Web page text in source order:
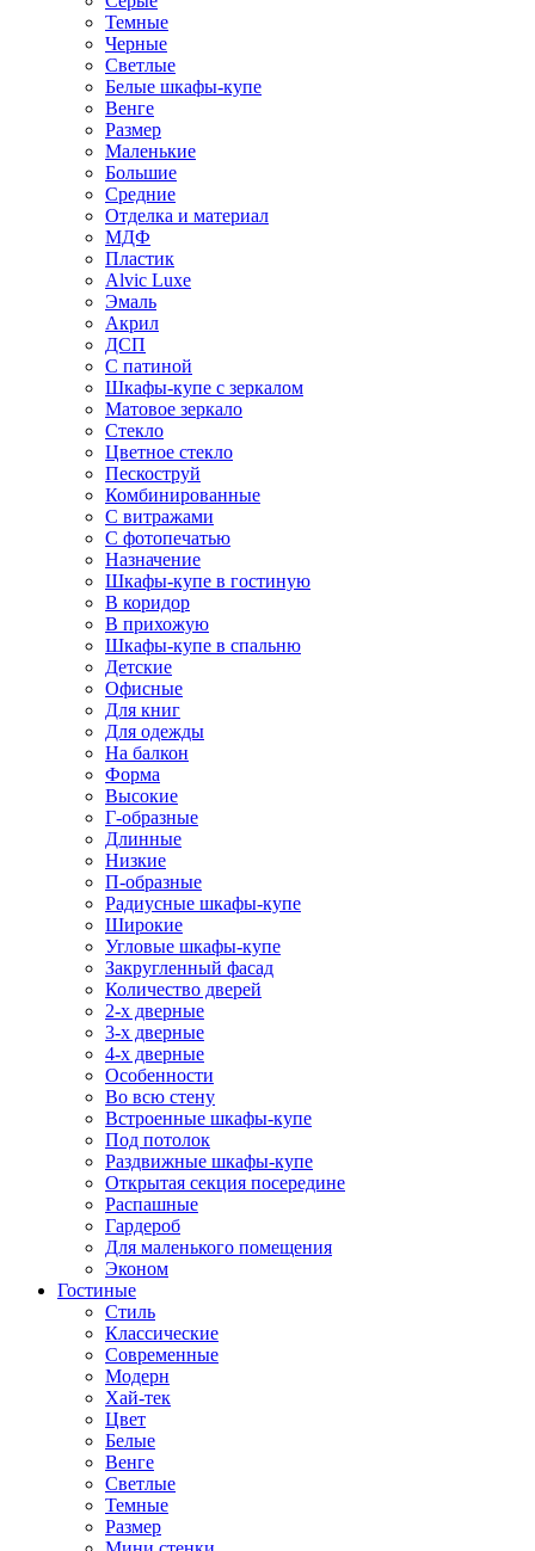
Темные
Черные
Светлые
Белые шкафы-купе
Венге
Размер
Маленькие
Большие
Средние
Отделка и материал
МДФ
Пластик
Alvic Luxe
Эмаль
Акрил
ДСП
С патиной
Шкафы-купе с зеркалом
Матовое зеркало
Стекло
Цветное стекло
Пескоструй
Комбинированные
С витражами
С фотопечатью
Назначение
Шкафы-купе в гостиную
В коридор
В прихожую
Шкафы-купе в спальню
Детские
Офисные
Для книг
Для одежды
На балкон
Форма
Высокие
Г-образные
Длинные
Низкие
П-образные
Радиусные шкафы-купе
Широкие
Угловые шкафы-купе
Закругленный фасад
Количество дверей
2-х дверные
3-х дверные
4-х дверные
Особенности
Во всю стену
Встроенные шкафы-купе
Под потолок
Раздвижные шкафы-купе
Открытая секция посередине
Распашные
Гардероб
Для маленького помещения
Эконом
Гостиные
Стиль
Классические
Современные
Модерн
Хай-тек
Цвет
Белые
Венге
Светлые
Темные
Размер